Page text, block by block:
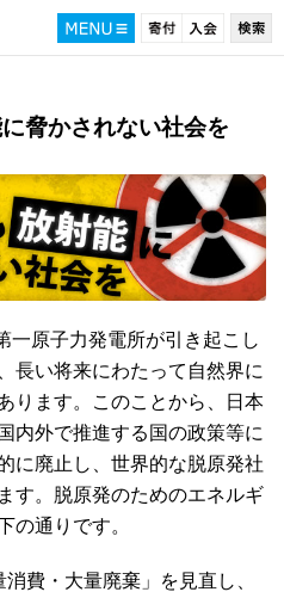
脅かされない社会を
一原子力発電所が引き起こし
長い将来にわたって自然界に
ります。このことから、日本
内外で推進する国の政策等に
に廃止し、世界的な脱原発社
す。脱原発のためのエネルギ
の通りです。
費・大量廃棄」を見直し、